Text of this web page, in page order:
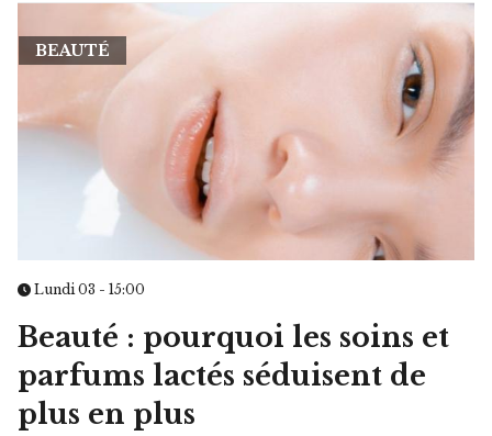
BEAUTÉ
Lundi 03 - 15:00
Beauté : pourquoi les soins et
parfums lactés séduisent de
plus en plus